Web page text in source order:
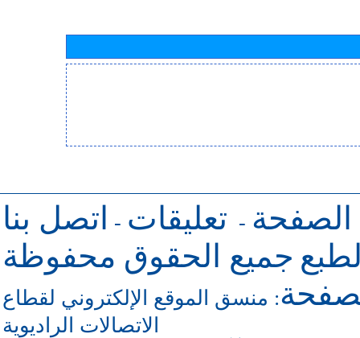
الصفحة - تعليقات -
اتصل بنا
جميع الحقوق محفوظة
: منسق الموقع الإلكتروني لقطاع
الاتصالات الراديوية